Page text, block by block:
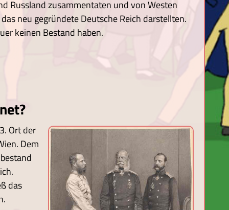
Russland zusammentaten und von Westen
neu gegründete Deutsche Reich darstellten.
keinen Bestand haben.
Ort der
Dem
das